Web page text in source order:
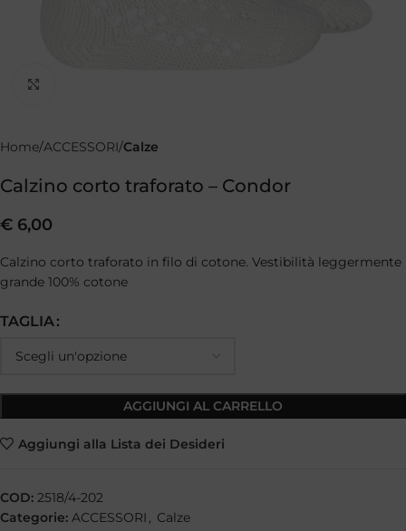
Home ACCESSORI Calze
Calzino corto traforato – Condor
€ 6,00
Calzino corto traforato in filo di cotone. Vestibilità leggermente
grande 100% cotone
TAGLIA
AGGIUNGI AL CARRELLO
Aggiungi alla Lista dei Desideri
COD: 2518/4-202
Categorie: ACCESSORI , Calze